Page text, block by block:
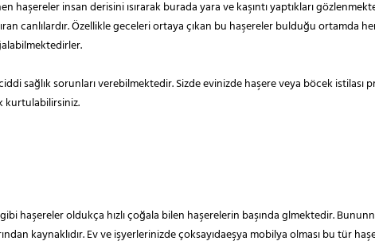
insan derisini ısırarak burada yara ve kaşıntı yaptıkları
canlılardır. Özellikle geceleri ortaya çıkan bu haşereler bulduğu ortamda
sağlık sorunları verebilmektedir. Sizde evinizde haşere veya böcek istilası
kurtulabilirsiniz.
haşereler oldukça hızlı çoğala bilen haşerelerin başında glmektedir.
kaynaklıdır. Ev ve işyerlerinizde çoksayıdaeşya mobilya olması bu tür